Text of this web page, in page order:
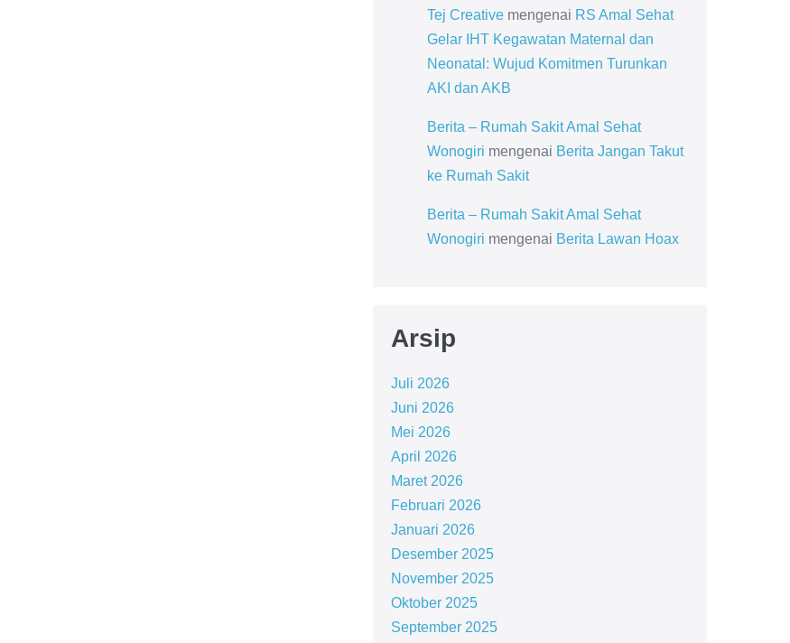
Tej Creativemengenai RS Amal Sehat
Gelar IHT Kegawatan Maternal dan
Neonatal: Wujud Komitmen Turunkan
AKI dan AKB
Berita – Rumah Sakit Amal Sehat
Wonogiri mengenai Berita Jangan Takut
ke Rumah Sakit
Berita – Rumah Sakit Amal Sehat
Wonogiri mengenai Berita Lawan Hoax
Arsip
Juli 2026
Juni 2026
Mei 2026
April 2026
Maret 2026
Februari 2026
Januari 2026
Desember 2025
November 2025
Oktober 2025
September 2025